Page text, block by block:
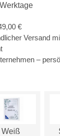
€
Versand
–
Weiß